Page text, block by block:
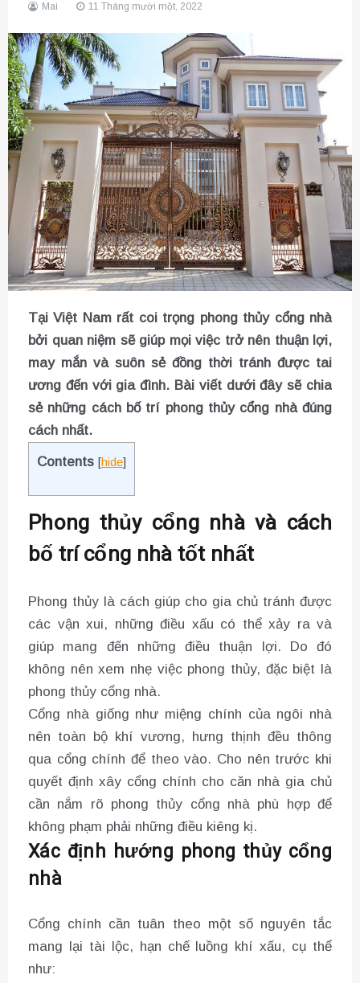
Mai 11 Tháng mười một, 2022
Tại Việt Nam rất coi trọng phong thủy cổng nhà
bởi quan niệm sẽ giúp mọi việc trở nên thuận lợi,
may mắn và suôn sẻ đồng thời tránh được tai
ương đến với gia đình. Bài viết dưới đây sẽ chia
sẻ những cách bố trí phong thủy cổng nhà đúng
cách nhất.
Contents [hide]
Phong thủy cổng nhà và cách
bố trí cổng nhà tốt nhất
Phong thủy là cách giúp cho gia chủ tránh được
các vận xui, những điều xấu có thể xảy ra và
giúp mang đến những điều thuận lợi. Do đó
không nên xem nhẹ việc phong thủy, đặc biệt là
phong thủy cổng nhà.
Cổng nhà giống như miệng chính của ngôi nhà
nên toàn bộ khí vương, hưng thịnh đều thông
qua cổng chính để theo vào. Cho nên trước khi
quyết định xây cổng chính cho căn nhà gia chủ
cần nắm rõ phong thủy cổng nhà phù hợp để
không phạm phải những điều kiêng kị.
Xác định hướng phong thủy cổng
nhà
Cổng chính cần tuân theo một số nguyên tắc
mang lại tài lộc, hạn chế luồng khí xấu, cụ thể
như: